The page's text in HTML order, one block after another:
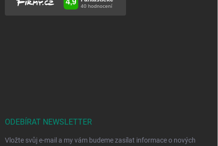
ODEBÍRAT NEWSLETTER
Vložte svůj e-mail a my vám budeme zasílat informace o nových